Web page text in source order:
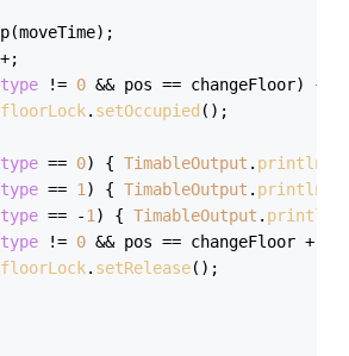
type != 0 && pos == changeFloor) {
floorLock. setOccupied ();
type == 0) { TimableOutput . println
type == 1 ) { TimableOutput . println
type == -1 ) { TimableOutput . println
type != 0 && pos == changeFloor +
floorLock. setRelease();